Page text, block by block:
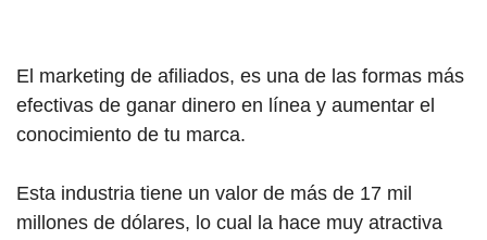
El marketing de afiliados, es una de las formas más
efectivas de ganar dinero en línea y aumentar el
conocimiento de tu marca.
Esta industria tiene un valor de más de 17 mil
millones de dólares, lo cual la hace muy atractiva